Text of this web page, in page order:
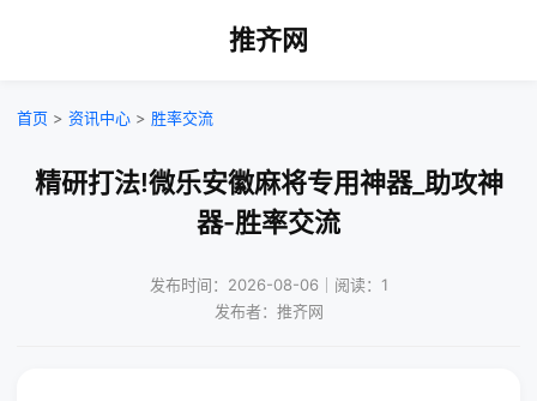
推齐网
首页 > 资讯中心 > 胜率交流
精研打法!微乐安徽麻将专用神器_助攻神
器-胜率交流
发布时间：2026-08-06｜阅读：1
发布者：推齐网